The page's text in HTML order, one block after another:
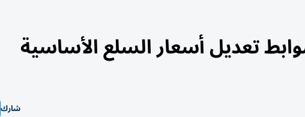
تعديل أسعار السلع الأساسية
شارك